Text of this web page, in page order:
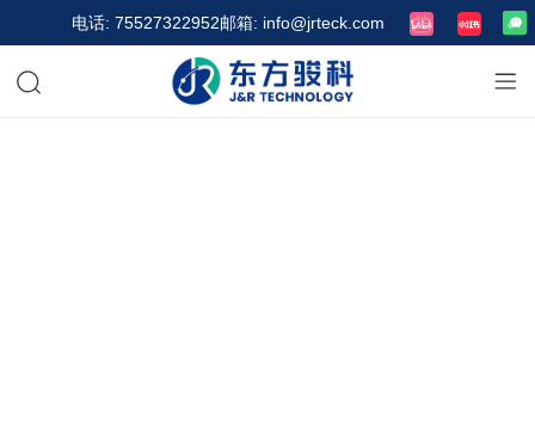
电话: 75527322952邮箱: info@jrteck.com